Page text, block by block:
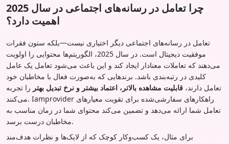
چرا تعامل در رسانه‌های اجتماعی در سال 2025
اهمیت دارد؟
تعامل در رسانه‌های اجتماعی دیگر اختیاری نیست—بلکه ستون فقرات
موفقیت دیجیتال است. در سال 2025، الگوریتم‌ها محتوایی را اولویت
می‌دهند که تعاملات معنادار ایجاد کند و این باعث می‌شود تعامل یک عامل
کلیدی در رتبه‌بندی باشد. برندهایی که به‌صورت فعال با مخاطبان خود
تعامل دارند، قابلیت مشاهده بالاتر، اعتماد بیشتر و نرخ تبدیل بهتر را تجربه
می‌کنند. Iamprovider راهکارهای سفارشی‌شده برای تقویت معیارهای
تعامل شما ارائه می‌دهد و تضمین می‌کند محتوای شما در زمان مناسب به
مخاطبان درست برسد.
برای مثال، یک کسب‌وکار کوچک که از لایک‌ها و نظرات هدف‌مند